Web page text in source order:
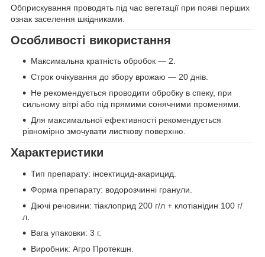
Обприскування проводять під час вегетації при появі перших
ознак заселення шкідниками.
Особливості використання
Максимальна кратність обробок — 2.
Строк очікування до збору врожаю — 20 днів.
Не рекомендується проводити обробку в спеку, при
сильному вітрі або під прямими сонячними променями.
Для максимальної ефективності рекомендується
рівномірно змочувати листкову поверхню.
Характеристики
Тип препарату: інсектицид-акарицид.
Форма препарату: водорозчинні гранули.
Діючі речовини: тіаклоприд 200 г/л + клотіанідин 100 г/
л.
Вага упаковки: 3 г.
Виробник: Агро Протекшн.